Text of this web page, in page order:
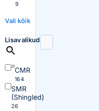
9
Vali kõik
Lisavalikud
CMR
164
SMR
(Shingled)
26